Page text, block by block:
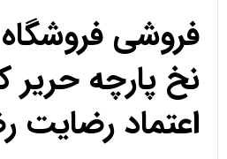
نخ پارچه
اعتماد رضایت